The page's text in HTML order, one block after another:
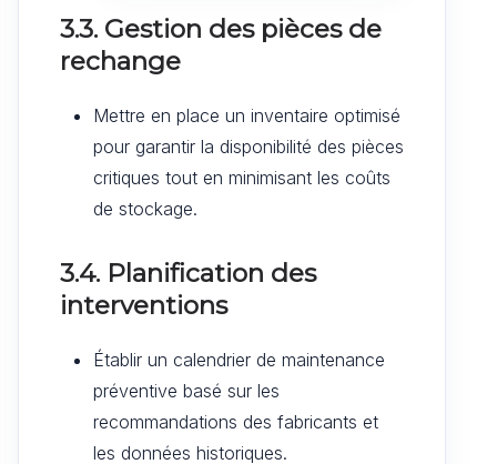
3.3. Gestion des pièces de
rechange
Mettre en place un inventaire optimisé
pour garantir la disponibilité des pièces
critiques tout en minimisant les coûts
de stockage.
3.4. Planification des
interventions
Établir un calendrier de maintenance
préventive basé sur les
recommandations des fabricants et
les données historiques.